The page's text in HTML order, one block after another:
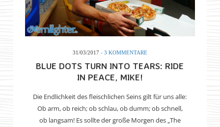
31/03/2017 - 3 KOMMENTARE
BLUE DOTS TURN INTO TEARS: RIDE
IN PEACE, MIKE!
Die Endlichkeit des fleischlichen Seins gilt für uns alle:
Ob arm, ob reich; ob schlau, ob dumm; ob schnell,
ob langsam! Es sollte der große Morgen des „The